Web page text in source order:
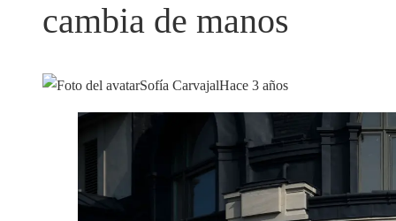
cambia de manos
Sofía CarvajalHace 3 años